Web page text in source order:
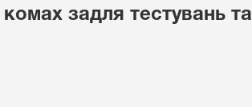
задля тестувань та